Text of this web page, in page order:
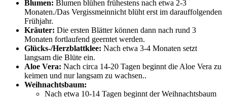
Blumen: Blumen blühen frühestens nach etwa 2-3
Monaten./Das Vergissmeinnicht blüht erst im darauffolgenden
Frühjahr.
Kräuter: Die ersten Blätter können dann nach rund 3
Monaten fortlaufend geerntet werden.
Glücks-/Herzblattklee: Nach etwa 3-4 Monaten setzt
langsam die Blüte ein.
Aloe Vera: Nach circa 14-20 Tagen beginnt die Aloe Vera zu
keimen und nur langsam zu wachsen..
Weihnachtsbaum:
Nach etwa 10-14 Tagen beginnt der Weihnachtsbaum